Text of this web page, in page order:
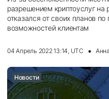
разрешением криптоуслуг на
отказался от своих планов
возможностей клиентам
04 Апрель 2022 13:14, UTC
Новости